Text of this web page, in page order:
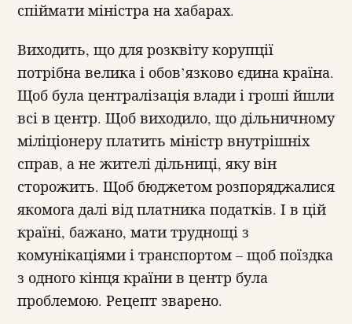
спіймати міністра на хабарах.
Виходить, що для розквіту корупції
потрібна велика і обов’язково єдина країна.
Щоб була централізація влади і гроші йшли
всі в центр. Щоб виходило, що дільничному
міліціонеру платить міністр внутрішніх
справ, а не жителі дільниці, яку він
сторожить. Щоб бюджетом розпоряджалися
якомога далі від платника податків. І в цій
країні, бажано, мати труднощі з
комунікаціями і транспортом – щоб поїздка
з одного кінця країни в центр була
проблемою. Рецепт зварено.